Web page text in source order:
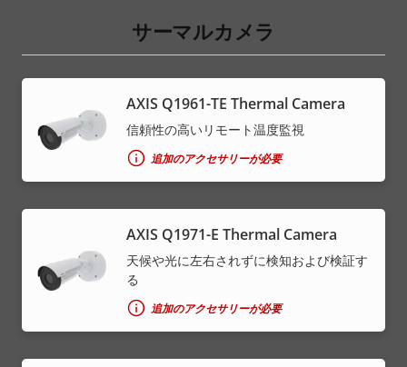
サーマルカメラ
AXIS Q1961-TE Thermal Camera
信頼性の高いリモート温度監視
追加のアクセサリーが必要
AXIS Q1971-E Thermal Camera
天候や光に左右されずに検知および検証す
る
追加のアクセサリーが必要